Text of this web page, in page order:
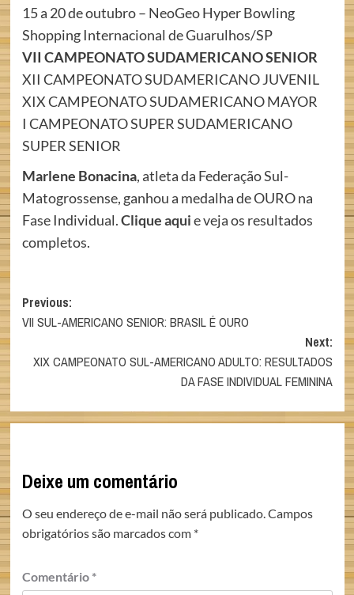
15 a 20 de outubro – NeoGeo Hyper Bowling
Shopping Internacional de Guarulhos/SP
VII CAMPEONATO SUDAMERICANO SENIOR
XII CAMPEONATO SUDAMERICANO JUVENIL
XIX CAMPEONATO SUDAMERICANO MAYOR
I CAMPEONATO SUPER SUDAMERICANO
SUPER SENIOR
Marlene Bonacina, atleta da Federação Sul-
Matogrossense, ganhou a medalha de OURO na
Fase Individual.Clique aquie veja os resultados
completos.
Post
navigation
Previous:
VII SUL-AMERICANO SENIOR: BRASIL É OURO
Next:
XIX CAMPEONATO SUL-AMERICANO ADULTO: RESULTADOS
DA FASE INDIVIDUAL FEMININA
Deixe um comentário
O seu endereço de e-mail não será publicado.Campos
obrigatórios são marcados com *
Comentário *